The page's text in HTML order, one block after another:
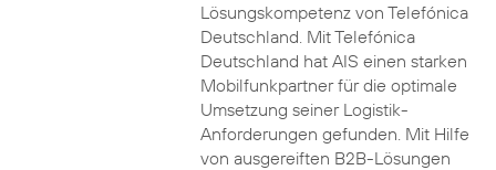
Lösungskompetenz von Telefónica
Deutschland. Mit Telefónica
Deutschland hat AIS einen starken
Mobilfunkpartner für die optimale
Umsetzung seiner Logistik-
Anforderungen gefunden. Mit Hilfe
von ausgereiften B2B-Lösungen